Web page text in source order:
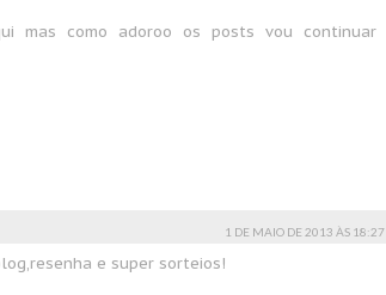
mas como adoroo os posts vou continuar
1 DE MAIO DE 2013 ÀS 18:27
e super sorteios!